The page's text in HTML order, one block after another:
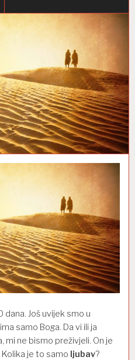
Još uvijek smo u
samo Boga. Da vi ili ja
mi ne bismo preživjeli. On je
je to samo ljubav?